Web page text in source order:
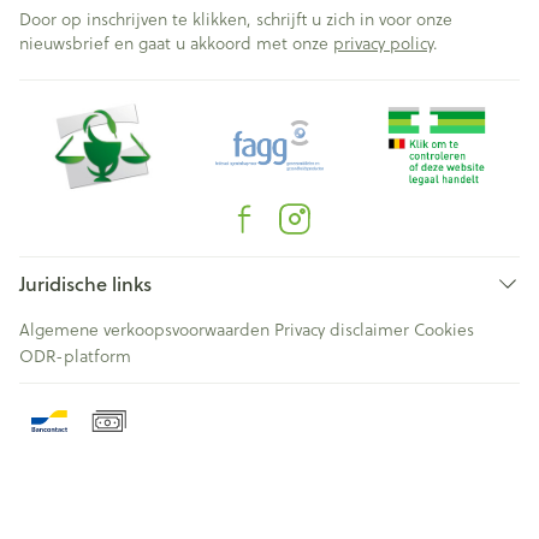
Door op inschrijven te klikken, schrijft u zich in voor onze
nieuwsbrief en gaat u akkoord met onze privacy policy.
Juridische links
Algemene verkoopsvoorwaarden Privacy disclaimer Cookies
ODR-platform